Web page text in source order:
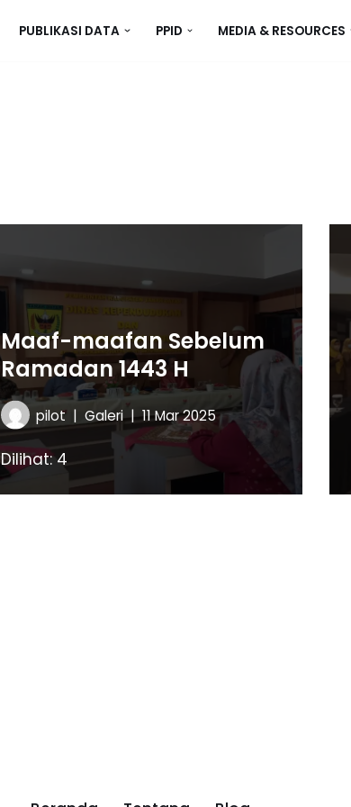
PUBLIKASI DATA PPID MEDIA & RESOURCES
Maaf-maafan Sebelum
Ramadan 1443 H
pilot Galeri 11 Mar 2025
Dilihat: 4